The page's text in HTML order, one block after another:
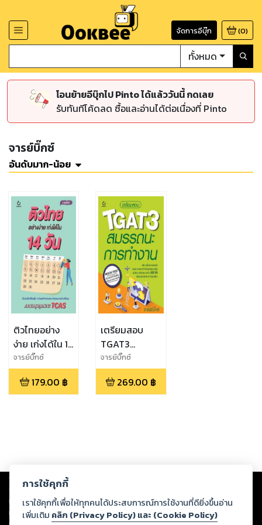
จัดการอีบุ๊ก (0)
ทั้งหมด
โอนย้ายอีบุ๊กไป Pinto ได้แล้ววันนี้ กดเลย
รับทันทีโค้ดลด ซื้อและอ่านได้ต่อเนื่องที่ Pinto
จารย์บิ๊กซ์
อันดับมาก-น้อย
ติวไทยอย่าง
ง่าย เก่งได้ใน 14
วัน
จารย์บิ๊กซ์
179.00 ฿
เตรียมสอบ
TGAT3
สมรรถนะการ
ทำงาน
จารย์บิ๊กซ์
269.00 ฿
Copyright © 2026
ต่อผลงานหรือเนื้อหาใดที่อัปโหลดผ่านเว็บไซต์และปรากฏว่าละเมิดสิทธิใน
ทรัพย์สินทางปัญญาของบุคคลอื่นหรือขัดต่อกฎหมายและศีลธรรม ดังนั้น ผู้อ่าน
ทุกท่านโปรดใช้วิจารณญาณในการกลั่นกรองด้วยตนเอง และหากท่านพบว่าส่วน
การใช้คุกกี้
เราใช้คุกกี้เพื่อให้ทุกคนได้ประสบการณ์การใช้งานที่ดียิ่งขึ้นอ่าน
เพิ่มเติม คลิก (Privacy Policy) และ (Cookie Policy)